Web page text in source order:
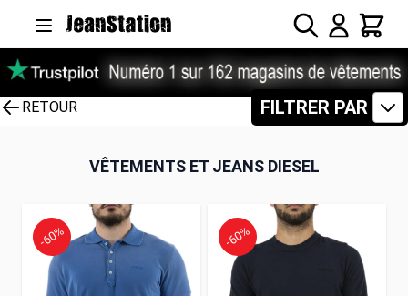
Rechercher
Panier
RETOUR
VÊTEMENTS ET JEANS DIESEL
FILTRER PAR
-60% -60%